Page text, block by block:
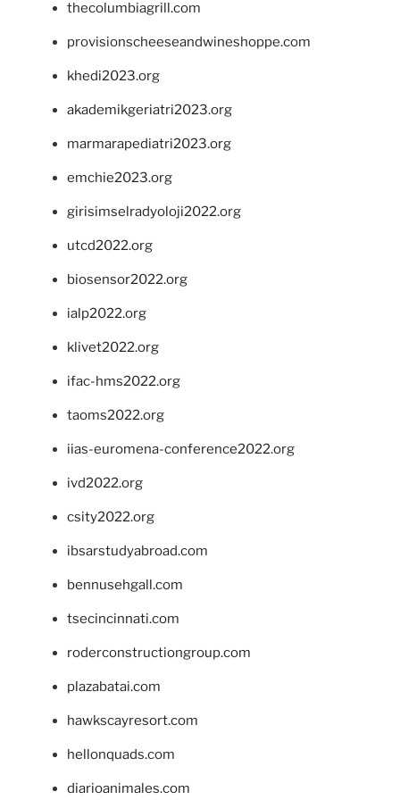
thecolumbiagrill.com
provisionscheeseandwineshoppe.com
khedi2023.org
akademikgeriatri2023.org
marmarapediatri2023.org
emchie2023.org
girisimselradyoloji2022.org
utcd2022.org
biosensor2022.org
ialp2022.org
klivet2022.org
ifac-hms2022.org
taoms2022.org
iias-euromena-conference2022.org
ivd2022.org
csity2022.org
ibsarstudyabroad.com
bennusehgall.com
tsecincinnati.com
roderconstructiongroup.com
plazabatai.com
hawkscayresort.com
hellonquads.com
diarioanimales.com